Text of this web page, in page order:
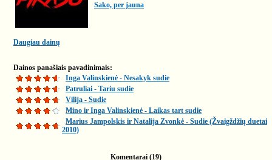
Sako, per jauna
Daugiau dainų
Dainos panašiais pavadinimais:
Inga Valinskienė - Nesakyk sudie
Patruliai - Tariu sudie
Vilija - Sudie
Mino ir Inga Valinskienė - Laikas tart sudie
Marius Jampolskis ir Natalija Zvonkė - Sudie (Žvaigždžių duetai
2010)
Komentarai (19)